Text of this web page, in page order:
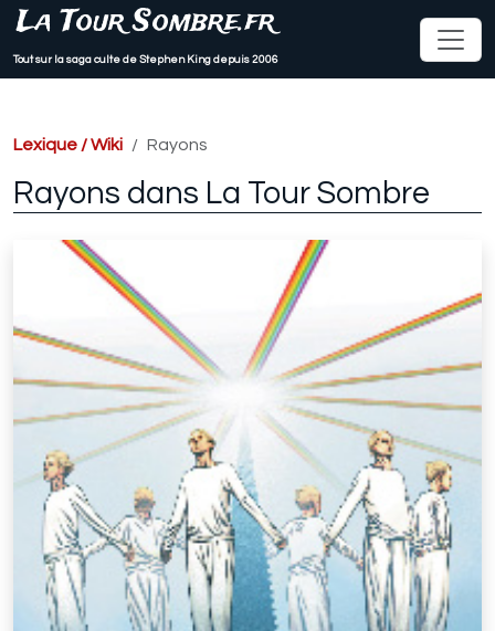
La Tour Sombre.fr
Tout sur la saga culte de Stephen King depuis 2006
Lexique / Wiki Rayons
Rayons dans La Tour Sombre